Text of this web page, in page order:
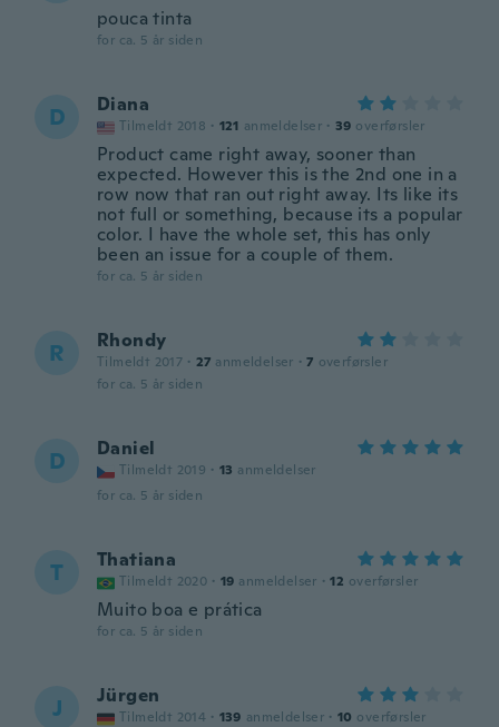
pouca tinta
for ca. 5 år siden
D Diana
Tilmeldt 2018 · 121 anmeldelser · 39 overførsler
Product came right away, sooner than
expected. However this is the 2nd one in a
row now that ran out right away. Its like its
not full or something, because its a popular
color. I have the whole set, this has only
been an issue for a couple of them.
for ca. 5 år siden
R Rhondy
Tilmeldt 2017 · 27 anmeldelser · 7 overførsler
for ca. 5 år siden
D Daniel
Tilmeldt 2019 · 13 anmeldelser
for ca. 5 år siden
T Thatiana
Tilmeldt 2020 · 19 anmeldelser · 12 overførsler
Muito boa e prática
for ca. 5 år siden
J Jürgen
Tilmeldt 2014 · 139 anmeldelser · 10 overførsler